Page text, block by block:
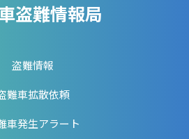
盗難情報局
盗難情報
難車拡散依頼
車発生アラート